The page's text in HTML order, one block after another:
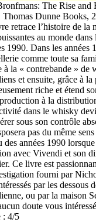
The Rise and
Thomas Dunne Books,
retrace l’histoire de la
au monde
1990. Dans les années
comme toute sa
à la « contrebande » de
et ensuite, grâce à
riche et étend
à la
dans le whisky
sous son contrôle
pas du même
des années 1990
avec Vivendi et son
Ce livre est
fourni par
par les
ou par la maison
doute vous
: 4/5